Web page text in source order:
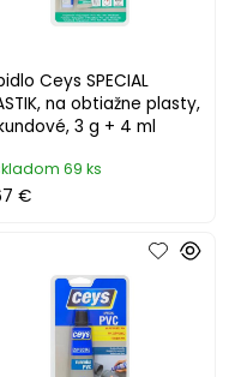
Ceys SPECIAL
na obtiažne plasty,
3 g + 4 ml
69 ks
€